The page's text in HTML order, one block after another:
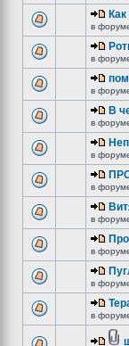
в
в
в
В
в
в
в
в
в
в
в